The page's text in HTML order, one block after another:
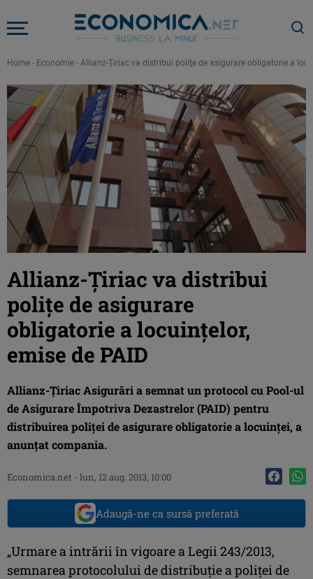
Home - Economie - Allianz-Ţiriac va distribui poliţe de asigurare obligatorie a
Allianz-Ţiriac va distribui
poliţe de asigurare
obligatorie a locuinţelor,
emise de PAID
Allianz-Ţiriac Asigurări a semnat un protocol cu Pool-ul
de Asigurare Împotriva Dezastrelor (PAID) pentru
distribuirea poliţei de asigurare obligatorie a locuinţei, a
anunţat compania.
Economica.net - lun, 12 aug. 2013, 10:00
Adaugă-ne ca sursă preferată
„Urmare a intrării în vigoare a Legii 243/2013,
semnarea protocolului de distribuţie a poliţei de